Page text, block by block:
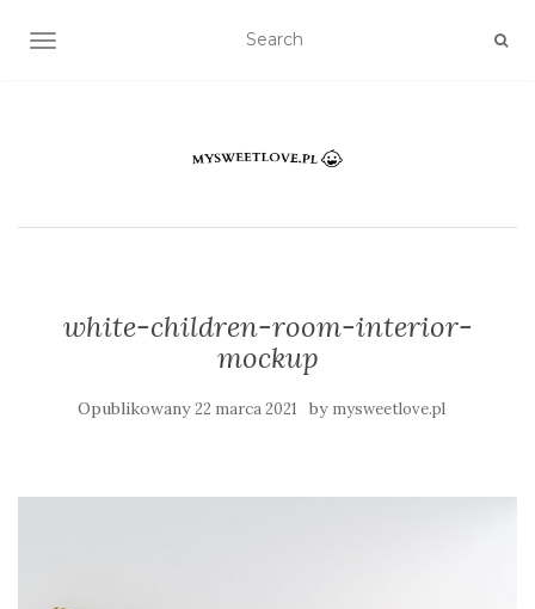
TOGGLE NAVIGATION
white-children-room-interior-
mockup
Opublikowany22 marca 2021 by mysweetlove.pl